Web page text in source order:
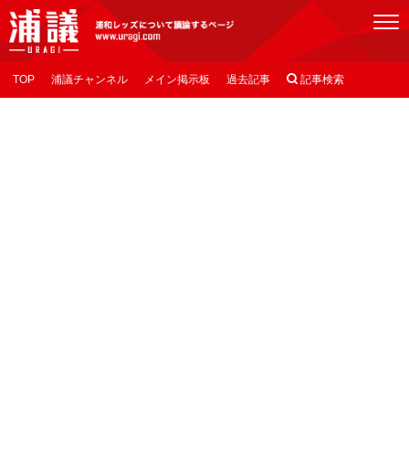
[浦議]浦和レッズについて議論するページ
TOP 浦議チャンネル メイン掲示板 過去記事  記事検索